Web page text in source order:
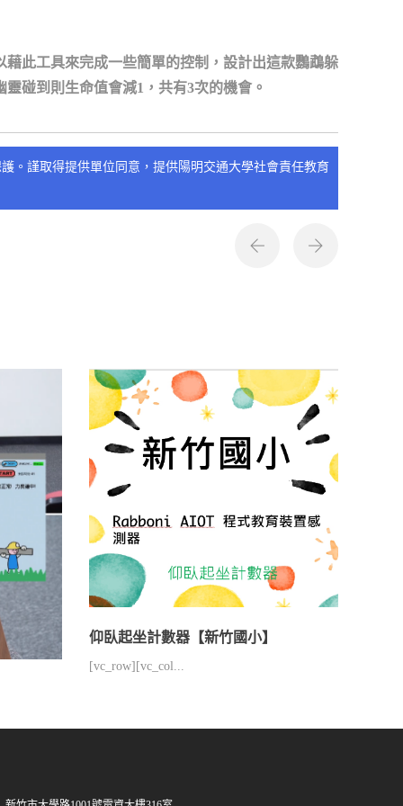
此工具來完成一些簡單的控制，設計出這款鸚鵡躲
靈碰到則生命值會減1 ，共有3次的機會。
。謹取得提供單位同意，提供陽明交通大學社會責任教育
仰臥起坐計數器【新竹國小】
[vc_row][vc_col...